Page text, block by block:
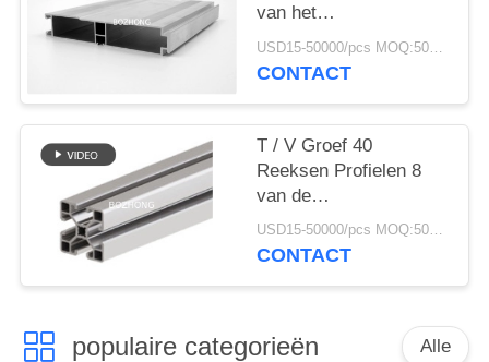
van het
legeringsaluminium
Hoge Precisie
USD15-50000/pcs MOQ:500kg
CONTACT
T / V Groef 40
Reeksen Profielen 8
van de
aluminiumuitdrijving -
4040SL
USD15-50000/pcs MOQ:500kg
CONTACT
populaire categorieën Alle